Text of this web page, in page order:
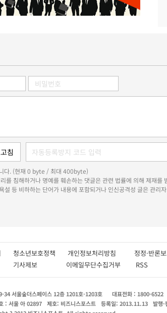
다. (현재 0 byte / 최대 400byte)
를 침해하거나 명예를 훼손하는 댓글은 관련 법률에 의해 제재를
설 등 비하하는 단어가 내용에 포함되거나 인신공격성 글은 관리
청소년보호정책 개인정보처리방침 정정·반론
기사제보 이메일무단수집거부 RSS
34 서울숲더스페이스 12층 1201호-1203호 대표전화 : 1800-6522
: 서울 아 02897 제호: 비즈니스포스트 등록일: 2013.11.13 발행